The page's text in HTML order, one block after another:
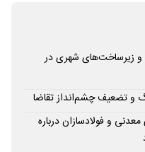
زیرساخت‌های شهری در
و تضعیف چشم‌انداز تقاضا
و فولادسازان درباره